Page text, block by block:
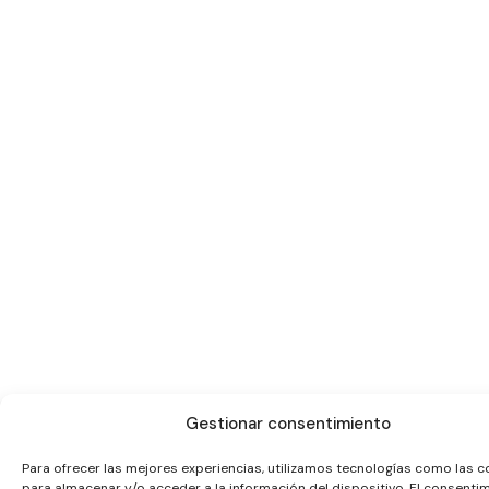
Gestionar consentimiento
Para ofrecer las mejores experiencias, utilizamos tecnologías como las